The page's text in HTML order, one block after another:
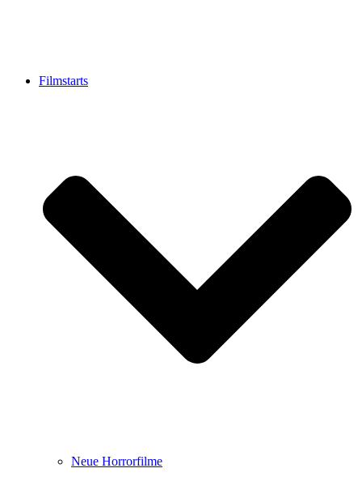
Filmstarts
Neue Horrorfilme